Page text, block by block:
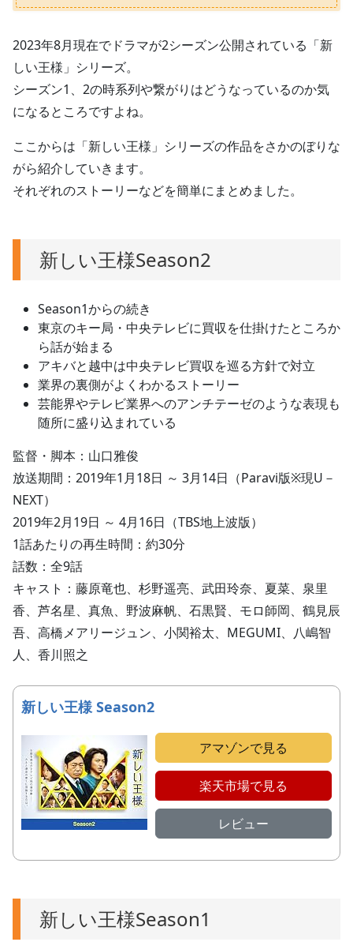
2023年8月現在でドラマが2シーズン公開されている「新
しい王様」シリーズ。
シーズン1、2の時系列や繋がりはどうなっているのか気
になるところですよね。
ここからは「新しい王様」シリーズの作品をさかのぼりな
がら紹介していきます。
それぞれのストーリーなどを簡単にまとめました。
新しい王様Season2
Season1からの続き
東京のキー局・中央テレビに買収を仕掛けたところか
ら話が始まる
アキバと越中は中央テレビ買収を巡る方針で対立
業界の裏側がよくわかるストーリー
芸能界やテレビ業界へのアンチテーゼのような表現も
随所に盛り込まれている
監督・脚本：山口雅俊
放送期間：2019年1月18日 ～ 3月14日（Paravi版※現U－
NEXT）
2019年2月19日 ～ 4月16日（TBS地上波版）
1話あたりの再生時間：約30分
話数：全9話
キャスト：藤原竜也、杉野遥亮、武田玲奈、夏菜、泉里
香、芦名星、真魚、野波麻帆、石黒賢、モロ師岡、鶴見辰
吾、高橋メアリージュン、小関裕太、MEGUMI、八嶋智
人、香川照之
新しい王様 Season2
アマゾンで見る
楽天市場で見る
レビュー
新しい王様Season1